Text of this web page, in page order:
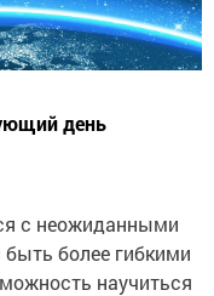
день
с неожиданными
более гибкими
научиться